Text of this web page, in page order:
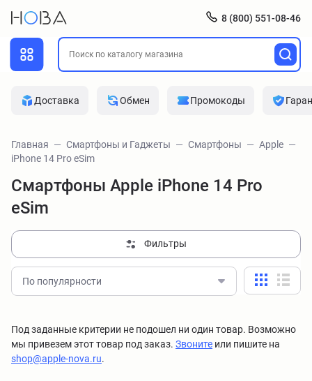
8 (800) 551-08-46
Доставка Обмен Промокоды
Главная Смартфоны и Гаджеты Смартфоны
Apple
iPhone 14 Pro eSim
Смартфоны Apple iPhone 14 Pro
eSim
Фильтры
По популярности
Под заданные критерии не подошел ни один товар. Возможно
мы привезем этот товар под заказ. Звоните или пишите на
shop@apple-nova.ru.